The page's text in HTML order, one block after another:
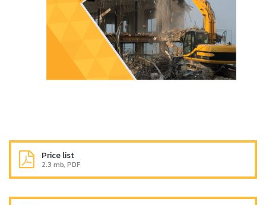
Price list
2.3 mb, PDF